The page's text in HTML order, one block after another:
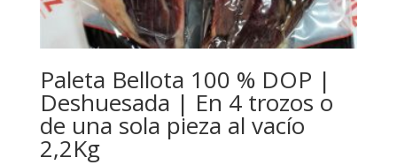
Paleta Bellota 100 % DOP |
Deshuesada | En 4 trozos o
de una sola pieza al vacío
2,2Kg